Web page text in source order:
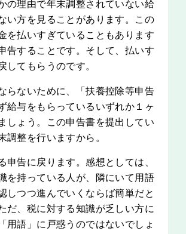
の理由で年末調整されていない給
い方を見ることがあります。この
を払いすぎていることもあります
告することです。そして、払いす
してもらうのです。
らないために、「扶養控除等申告
給与をもらっているいずれか１ヶ
しょう。この申告書を提出してい
調整を行いますから。
申告に戻ります。感想としては、
を持っている人が、隣にいて用語
しつつ進んでいくならば簡単だと
だ、税に対する知識が乏しい方に
用語」に戸惑うのではないでしょ